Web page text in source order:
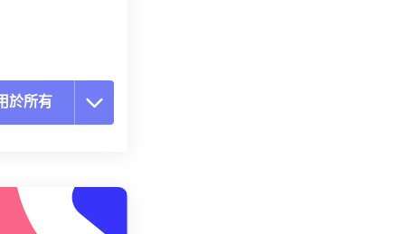
於所有
設